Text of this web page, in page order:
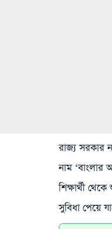
রাজ্য সরকার
নাম ‘বাংলার
শিক্ষার্থী
সুবিধা পেয়ে